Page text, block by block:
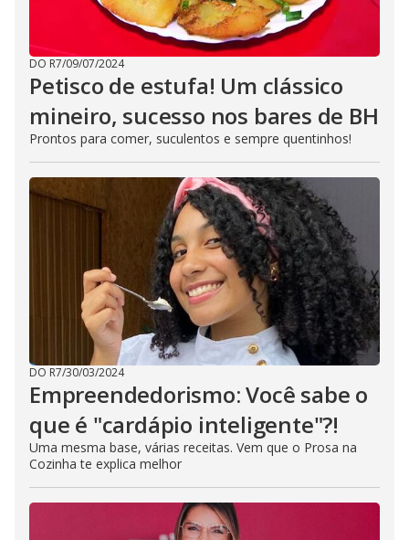
DO R7/09/07/2024
Petisco de estufa! Um clássico
mineiro, sucesso nos bares de BH
Prontos para comer, suculentos e sempre quentinhos!
DO R7/30/03/2024
Empreendedorismo: Você sabe o
que é "cardápio inteligente"?!
Uma mesma base, várias receitas. Vem que o Prosa na
Cozinha te explica melhor